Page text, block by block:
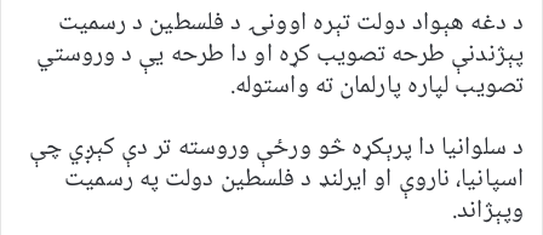
د دغه هېواد دولت تېره اوونۍ د فلسطين د رسميت
پېژندنې طرحه تصويب کړه او دا طرحه يې د وروستي
تصويب لپاره پارلمان ته واستوله.
د سلوانیا دا پرېکړه څو ورځې وروسته تر دې کېږي چې
اسپانیا، ناروې او ایرلنډ د فلسطین دولت په رسمیت
وپېژاند.